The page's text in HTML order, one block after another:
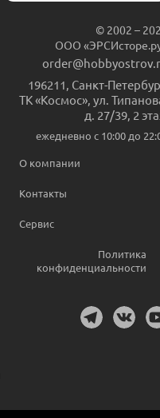
© 2002 –
ООО
196211, Санкт-
ТК «Космос», ул.
д. 27/39, 2
ежедневно c 10:00 до
О компании
Контакты
Сервис
Политика
конфиденциальности